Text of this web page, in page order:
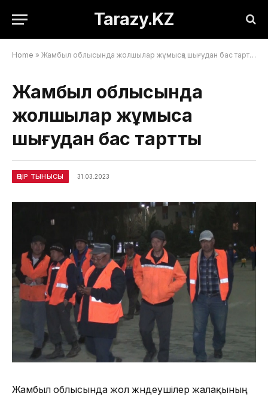
Tarazy.KZ
Home » Жамбыл облысында жолшылар жұмысқа шығудан бас тартты
Жамбыл облысында
жолшылар жұмысқа
шығудан бас тартты
ӨҢІР ТЫНЫСЫ 31.03.2023
Жамбыл облысында жол жөндеушілер жалақының